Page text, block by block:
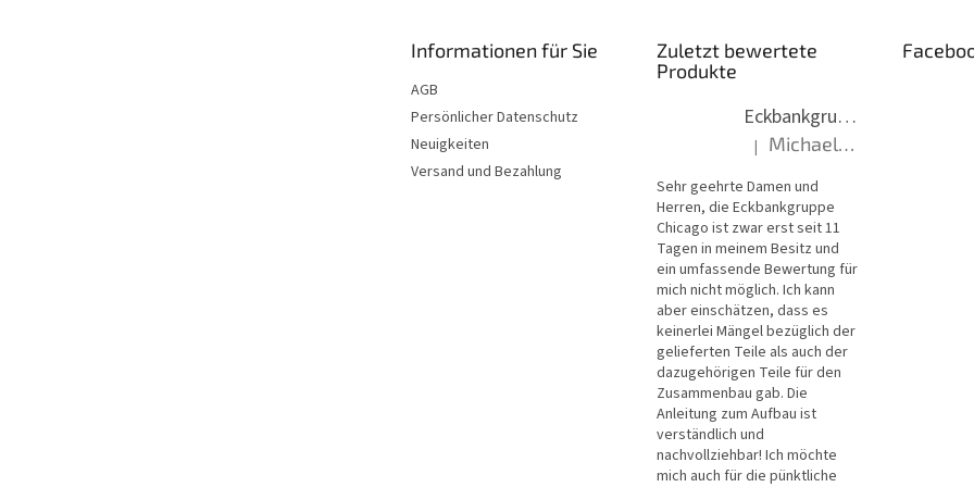
Informationen für Sie
AGB
Persönlicher Datenschutz
Neuigkeiten
Versand und Bezahlung
Zuletzt bewertete
Produkte
Eckbankgruppe Chicago 13-16 (Tische Chicago)
Die Produktbewertung beträgt 5
| Michael, Hantzsch
Sehr geehrte Damen und
Herren, die Eckbankgruppe
Chicago ist zwar erst seit 11
Tagen in meinem Besitz und
ein umfassende Bewertung für
mich nicht möglich. Ich kann
aber einschätzen, dass es
keinerlei Mängel bezüglich der
gelieferten Teile als auch der
dazugehörigen Teile für den
Zusammenbau gab. Die
Anleitung zum Aufbau ist
verständlich und
nachvollziehbar! Ich möchte
mich auch für die pünktliche